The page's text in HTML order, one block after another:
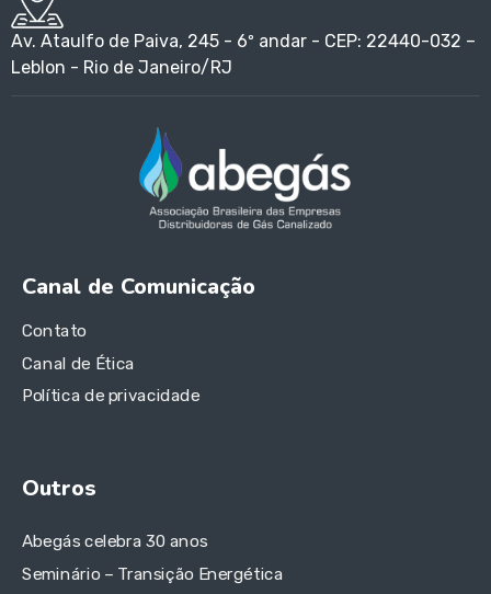
Av. Ataulfo de Paiva, 245 - 6º andar - CEP: 22440-032 –
Leblon - Rio de Janeiro/RJ
Canal de Comunicação
Contato
Canal de Ética
Política de privacidade
Outros
Abegás celebra 30 anos
Seminário – Transição Energética